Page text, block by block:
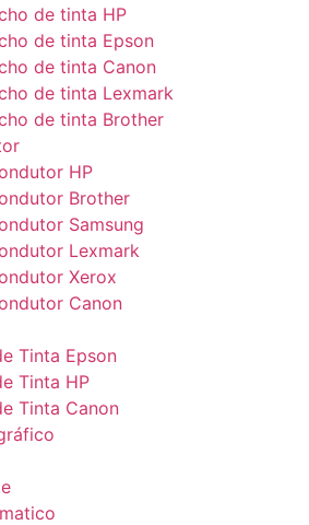
de tinta HP
de tinta Epson
de tinta Canon
de tinta Lexmark
de tinta Brother
HP
Brother
Samsung
Lexmark
Xerox
Canon
Tinta Epson
Tinta HP
Tinta Canon